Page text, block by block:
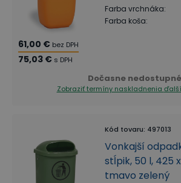
Farba vrchnáka:
Farba koša:
61,00 € bez DPH
75,03 € s DPH
Dočasne nedostupné
Zobraziť termíny naskladnenia
Kód tovaru: 497013
Vonkajší
stĺpik, 50 l, 425
tmavo zelený